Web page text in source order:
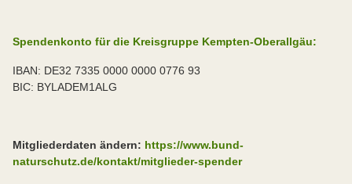
Spendenkonto für die Kreisgruppe Kempten-Oberallgäu:
IBAN: DE32 7335 0000 0000 0776 93
BIC: BYLADEM1ALG
Mitgliederdaten ändern: https://www.bund-
naturschutz.de/kontakt/mitglieder-spender